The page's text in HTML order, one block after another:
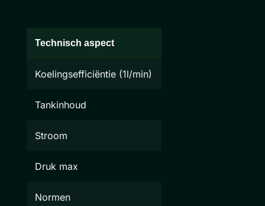
Technisch aspect
Koelingsefficiëntie (1l/min)
Tankinhoud
Stroom
Druk max
Normen